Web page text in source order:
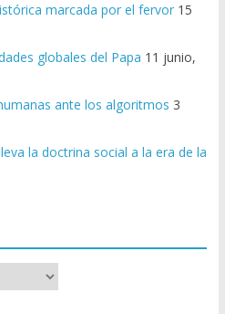
marcada por el fervor 15
globales del Papa 11 junio,
ante los algoritmos 3
la doctrina social a la era de la